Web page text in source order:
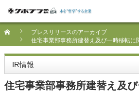
プレスリリースのアーカイブ
住宅事業部事務所建替え及び一時移転に
IR情報
住宅事業部事務所建替え及